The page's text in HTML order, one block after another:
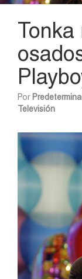
Tonka
Por
Televisión